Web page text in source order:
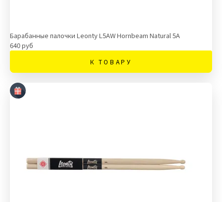
Барабанные палочки Leonty L5AW Hornbeam Natural 5A
640 руб
К ТОВАРУ